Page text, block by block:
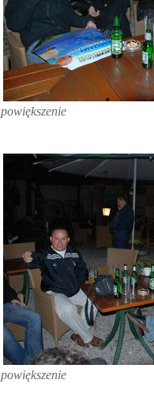
powiększenie
powiększenie